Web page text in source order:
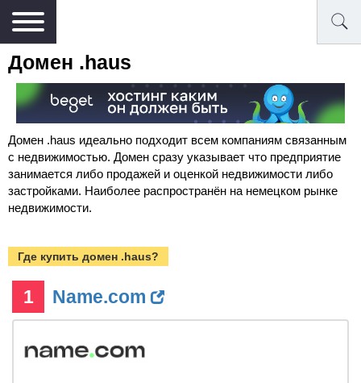
Домен .haus
Домен .haus идеально подходит всем компаниям связанным
с недвижимостью. Домен сразу указывает что предприятие
занимается либо продажей и оценкой недвижимости либо
застройками. Наиболее распространён на немецком рынке
недвижимости.
Где купить домен .haus?
1 Name.com